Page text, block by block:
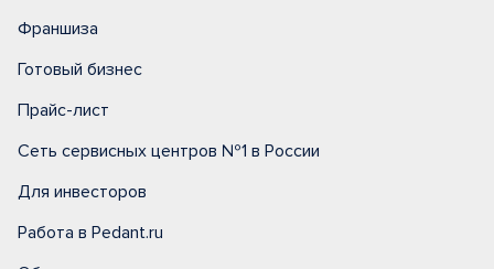
Франшиза
Готовый бизнес
Прайс-лист
Сеть сервисных центров №1 в России
Для инвесторов
Работа в Pedant.ru